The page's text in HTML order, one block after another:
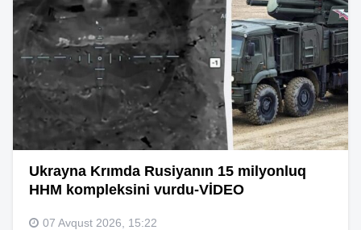
Ukrayna Krımda Rusiyanın 15 milyonluq
HHM kompleksini vurdu-VİDEO
07 Avqust 2026, 15:22